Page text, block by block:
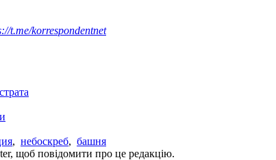
t.me/korrespondentnet
, небоскреб, башня
щоб повідомити про це редакцію.